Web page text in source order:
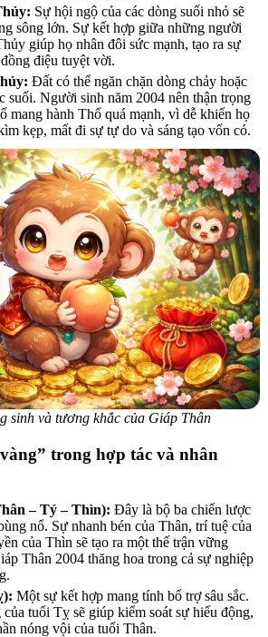
Sự hội ngộ của các dòng suối nhỏ sẽ
sông lớn. Sự kết hợp giữa những người
giúp họ nhân đôi sức mạnh, tạo ra sự
điệu tuyệt vời.
Đất có thể ngăn chặn dòng chảy hoặc
suối. Người sinh năm 2004 nên thận trọng
mang hành Thổ quá mạnh, vì dễ khiến họ
kẹp, mất đi sự tự do và sáng tạo vốn có.
sinh và tương khắc của Giáp Thân
trong hợp tác và nhân
– Tý – Thìn): Đây là bộ ba chiến lược
nổ. Sự nhanh bén của Thân, trí tuệ của
của Thìn sẽ tạo ra một thế trận vững
Thân 2004 thăng hoa trong cả sự nghiệp
Một sự kết hợp mang tính bổ trợ sâu sắc.
của tuổi Tỵ sẽ giúp kiểm soát sự hiếu động,
nóng vội của tuổi Thân.